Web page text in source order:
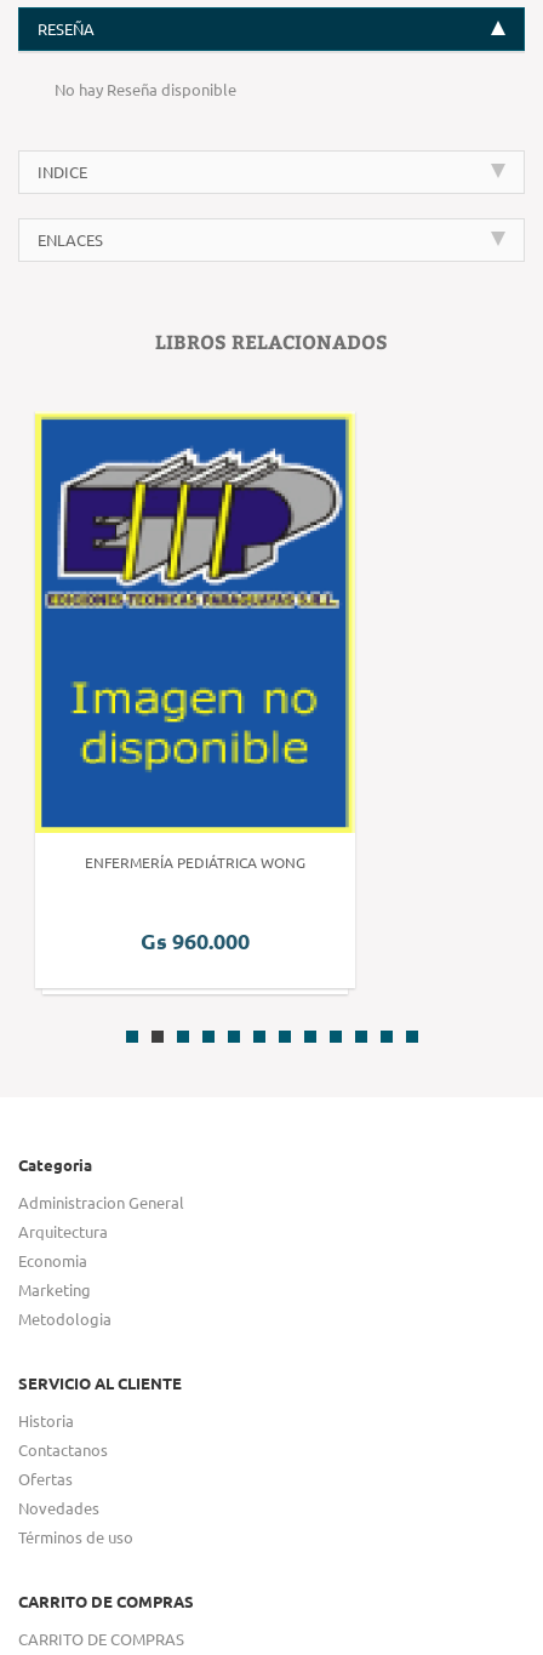
RESEÑA
No hay Reseña disponible
INDICE
ENLACES
LIBROS RELACIONADOS
ENFERMERÍA PEDIÁTRICA WONG
Gs 960.000
Categoria
Administracion General
Arquitectura
Economia
Marketing
Metodologia
SERVICIO AL CLIENTE
Historia
Contactanos
Ofertas
Novedades
Términos de uso
CARRITO DE COMPRAS
CARRITO DE COMPRAS